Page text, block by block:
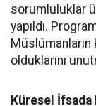
sorumluluklar
yapıldı.
olduklarını
Küresel İfsada